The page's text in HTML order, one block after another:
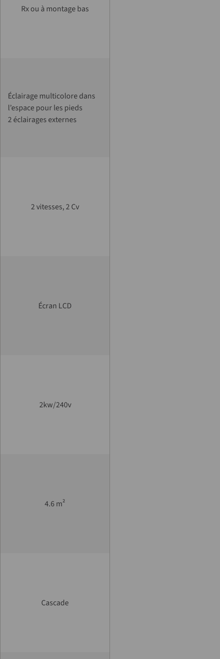
Rx ou à montage bas
Éclairage multicolore dans
l’espace pour les pieds
2 éclairages externes
2 vitesses, 2 Cv
Écran LCD
2kw/240v
4.6 m²
Cascade